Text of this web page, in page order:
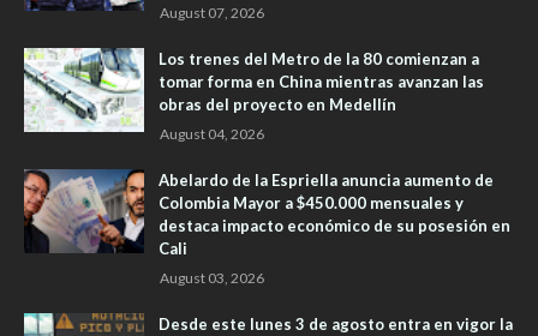
August 07, 2026
Los trenes del Metro de la 80 comienzan a
tomar forma en China mientras avanzan las
obras del proyecto en Medellín
August 04, 2026
Abelardo de la Espriella anuncia aumento de
Colombia Mayor a $450.000 mensuales y
destaca impacto económico de su posesión en
Cali
August 03, 2026
Desde este lunes 3 de agosto entra en vigor la